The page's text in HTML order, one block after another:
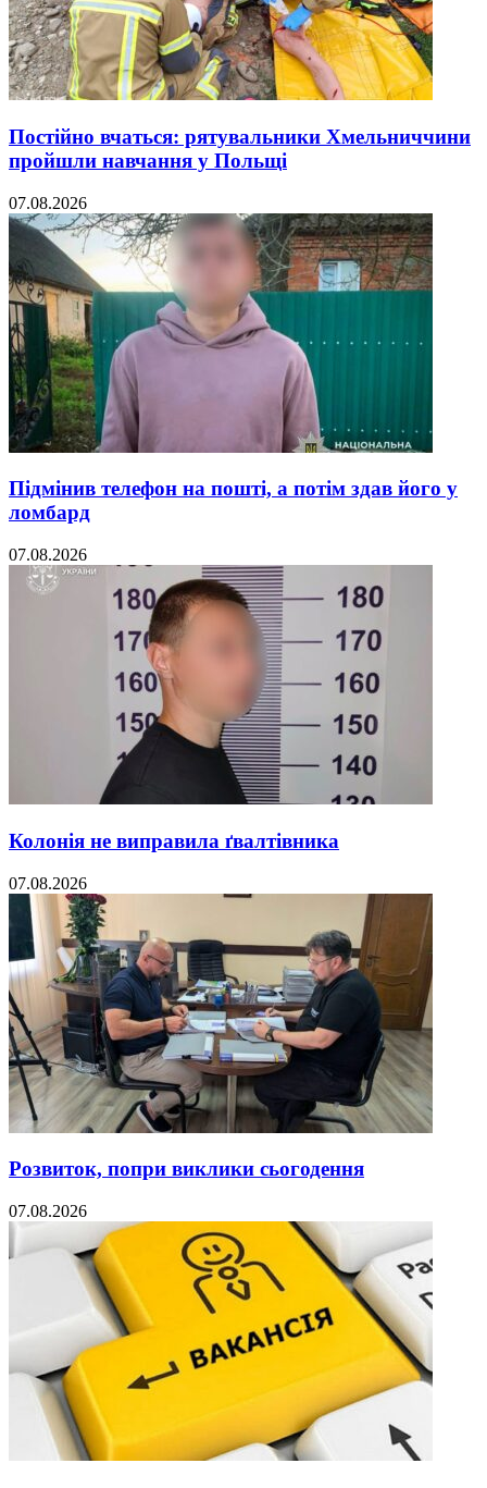
Постійно вчаться: рятувальники Хмельниччини
пройшли навчання у Польщі
07.08.2026
Підмінив телефон на пошті, а потім здав його у
ломбард
07.08.2026
Колонія не виправила ґвалтівника
07.08.2026
Розвиток, попри виклики сьогодення
07.08.2026